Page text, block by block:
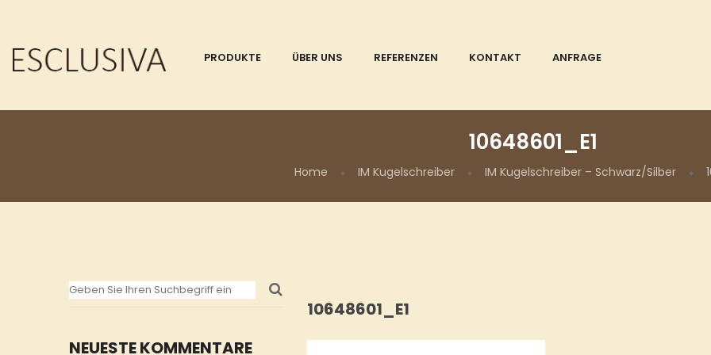
PRODUKTE ÜBER UNS REFERENZEN KONTAKT ANFRAGE
10648601_E1
Home IM Kugelschreiber IM Kugelschreiber – Schwarz/Silber
NEUESTE KOMMENTARE
10648601_E1